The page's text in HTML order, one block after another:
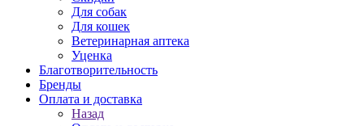
Для собак
Для кошек
Ветеринарная аптека
Уценка
Благотворительность
Бренды
Оплата и доставка
Назад